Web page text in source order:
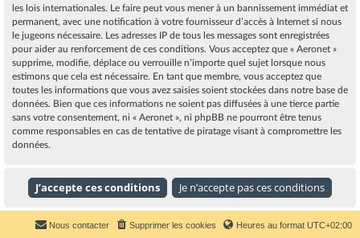
les lois internationales. Le faire peut vous mener à un bannissement immédiat et
permanent, avec une notification à votre fournisseur d’accès à Internet si nous
le jugeons nécessaire. Les adresses IP de tous les messages sont enregistrées
pour aider au renforcement de ces conditions. Vous acceptez que « Aeronet »
supprime, modifie, déplace ou verrouille n’importe quel sujet lorsque nous
estimons que cela est nécessaire. En tant que membre, vous acceptez que
toutes les informations que vous avez saisies soient stockées dans notre base de
données. Bien que ces informations ne soient pas diffusées à une tierce partie
sans votre consentement, ni « Aeronet », ni phpBB ne pourront être tenus
comme responsables en cas de tentative de piratage visant à compromettre les
données.
Heures au format UTC+02:00
Supprimer les cookies
Nous contacter